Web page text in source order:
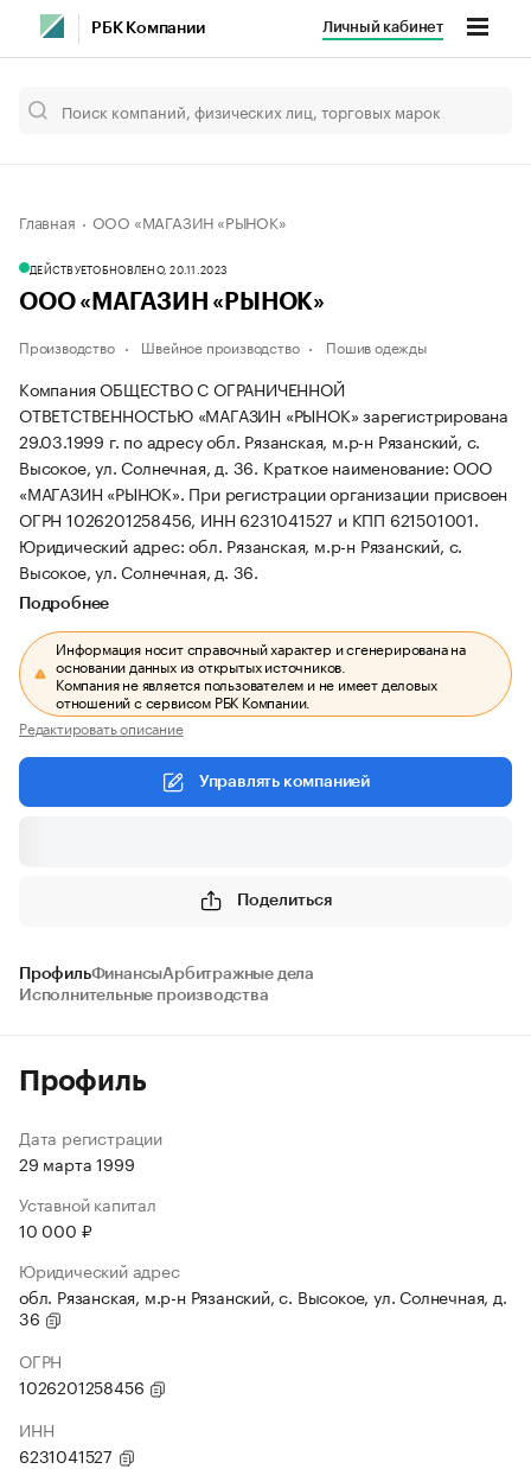
РБК Компании Личный кабинет
Главная ООО «МАГАЗИН «РЫНОК»
ДЕЙСТВУЕТОБНОВЛЕНО, 20.11.2023
ООО «МАГАЗИН «РЫНОК»
Производство Швейное производство Пошив одежды
Компания ОБЩЕСТВО С ОГРАНИЧЕННОЙ
ОТВЕТСТВЕННОСТЬЮ «МАГАЗИН «РЫНОК» зарегистрирована
29.03.1999 г. по адресу обл. Рязанская, м.р-н Рязанский, с.
Высокое, ул. Солнечная, д. 36. Краткое наименование: ООО
«МАГАЗИН «РЫНОК». При регистрации организации присвоен
ОГРН 1026201258456, ИНН 6231041527 и КПП 621501001.
Юридический адрес: обл. Рязанская, м.р-н Рязанский, с.
Высокое, ул. Солнечная, д. 36.
Подробнее
Информация носит справочный характер и сгенерирована на
основании данных из открытых источников.
Компания не является пользователем и не имеет деловых
отношений с сервисом РБК Компании.
Редактировать описание
Управлять компанией
Поделиться
ПрофильФинансыАрбитражные дела
Исполнительные производства
Профиль
Дата регистрации
29 марта 1999
Уставной капитал
10 000 ₽
Юридический адрес
обл. Рязанская, м.р-н Рязанский, с. Высокое, ул. Солнечная, д.
36
ОГРН
1026201258456
ИНН
6231041527